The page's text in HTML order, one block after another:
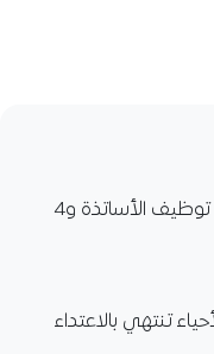
وزارة التربية تعلن نتائج مسابقة توظيف الأساتذة و4
تنتهي بالاعتداء